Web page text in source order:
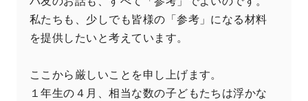
私たちも、少しでも皆様の「参考」になる材料
を提供したいと考えています。
ここから厳しいことを申し上げます。
１年生の４月、相当な数の子どもたちは浮かな